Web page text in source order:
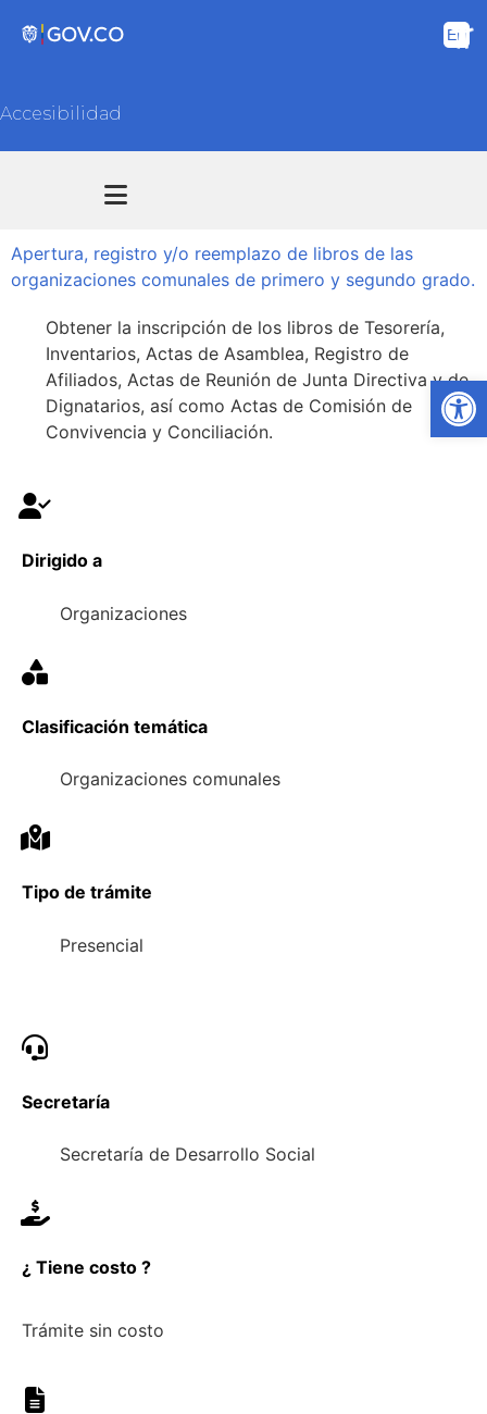
Accesibilidad
Apertura, registro y/o reemplazo de libros de las
organizaciones comunales de primero y segundo grado.
Obtener la inscripción de los libros de Tesorería,
Inventarios, Actas de Asamblea, Registro de
Afiliados, Actas de Reunión de Junta Directiva y de
Dignatarios, así como Actas de Comisión de
Convivencia y Conciliación.
Dirigido a
Organizaciones
Clasificación temática
Organizaciones comunales
Tipo de trámite
Presencial
Secretaría
Secretaría de Desarrollo Social
¿ Tiene costo ?
Trámite sin costo